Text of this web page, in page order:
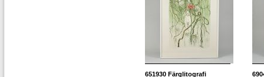
651930 Färglitografi